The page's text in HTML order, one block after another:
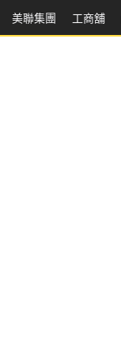
美聯集團 工商舖